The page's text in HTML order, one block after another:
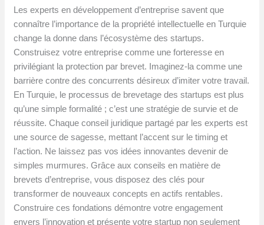
Les experts en développement d’entreprise savent que
connaître l’importance de la propriété intellectuelle en Turquie
change la donne dans l’écosystème des startups.
Construisez votre entreprise comme une forteresse en
privilégiant la protection par brevet. Imaginez-la comme une
barrière contre des concurrents désireux d’imiter votre travail.
En Turquie, le processus de brevetage des startups est plus
qu’une simple formalité ; c’est une stratégie de survie et de
réussite. Chaque conseil juridique partagé par les experts est
une source de sagesse, mettant l’accent sur le timing et
l’action. Ne laissez pas vos idées innovantes devenir de
simples murmures. Grâce aux conseils en matière de
brevets d’entreprise, vous disposez des clés pour
transformer de nouveaux concepts en actifs rentables.
Construire ces fondations démontre votre engagement
envers l’innovation et présente votre startup non seulement